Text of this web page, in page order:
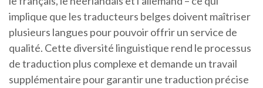
implique que les traducteurs belges doivent maîtriser
plusieurs langues pour pouvoir offrir un service de
qualité. Cette diversité linguistique rend le processus
de traduction plus complexe et demande un travail
supplémentaire pour garantir une traduction précise